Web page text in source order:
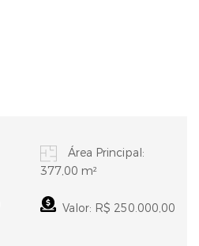
Área Principal:
377,00 m²
Valor: R$ 250.000,00